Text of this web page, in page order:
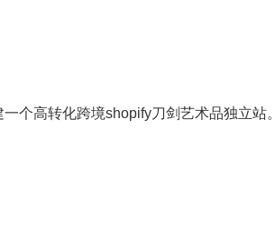
个高转化跨境shopify刀剑艺术品独立站。